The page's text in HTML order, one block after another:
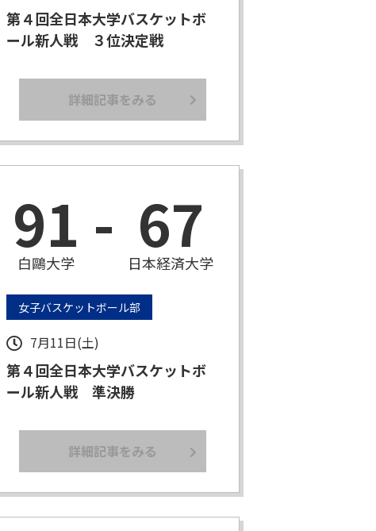
第４回全日本大学バスケットボ
ール新人戦 ３位決定戦
詳細記事をみる
91
白鷗大学 - 67
日本経済大学
女子バスケットボール部
7月11日(土)
第４回全日本大学バスケットボ
ール新人戦 準決勝
詳細記事をみる